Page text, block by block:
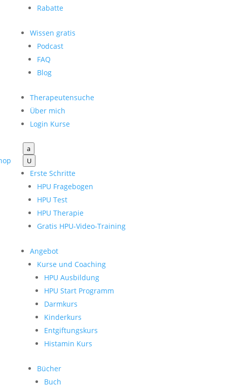
Rabatte
Wissen gratis
Podcast
FAQ
Blog
Therapeutensuche
Über mich
Login Kurse
a
U
Erste Schritte
HPU Fragebogen
HPU Test
HPU Therapie
Gratis HPU-Video-Training
Angebot
Kurse und Coaching
HPU Ausbildung
HPU Start Programm
Darmkurs
Kinderkurs
Entgiftungskurs
Histamin Kurs
Bücher
Buch